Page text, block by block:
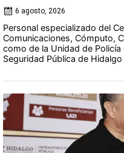
6 agosto, 2026
Personal especializado del
Comunicaciones, Cómputo,
como de la Unidad de
Seguridad Pública de Hidalgo